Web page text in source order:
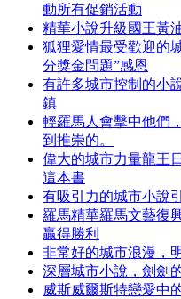
動所有促銷活動
精華小說升級國王黃
狐狸愛情最受歡迎的
分獎金問題”感恩
有許多城市控制的小
鎮
輕羅馬人會擊中他們
到推崇的。
偉大的城市力量龍王
這本書
有吸引力的城市小說
羅馬精華羅馬文藝復
贏得勝利
非常好的城市浪漫，
深層城市小說，劍劍
威斯威爾斯特戀愛中